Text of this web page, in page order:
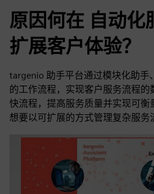
原因何在 自动化
扩展客户体验？
targenio 助手平台通过模块化助手
的工作流程，实现客户服务流程
快流程，提高服务质量并实现可衡
想要以可扩展的方式管理复杂服务